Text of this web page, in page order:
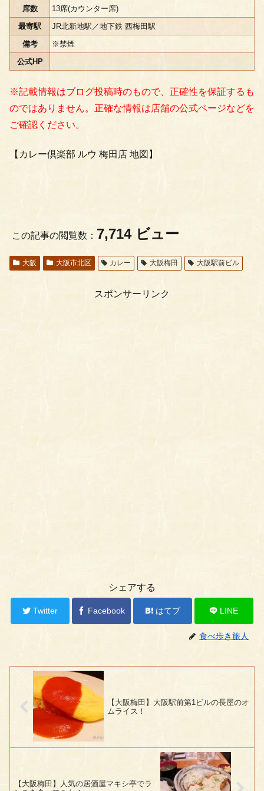
席数
13席(カウンター席)
最寄駅
JR北新地駅／地下鉄 西梅田駅
備考
※禁煙
公式HP
※記載情報はブログ投稿時のもので、正確性を保証するも
のではありません。正確な情報は店舗の公式ページなどを
ご確認ください。
【カレー倶楽部 ルウ 梅田店 地図】
この記事の閲覧数： 7,714 ビュー
大阪 大阪市北区 カレー 大阪梅田 大阪駅前ビル
スポンサーリンク
シェアする
Twitter Facebook はてブ LINE
食べ歩き旅人
【大阪梅田】大阪駅前第1ビルの長屋のオ
ムライス！
【大阪梅田】人気の居酒屋マキシ亭でラ